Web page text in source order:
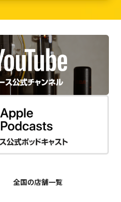
全国の店舗一覧